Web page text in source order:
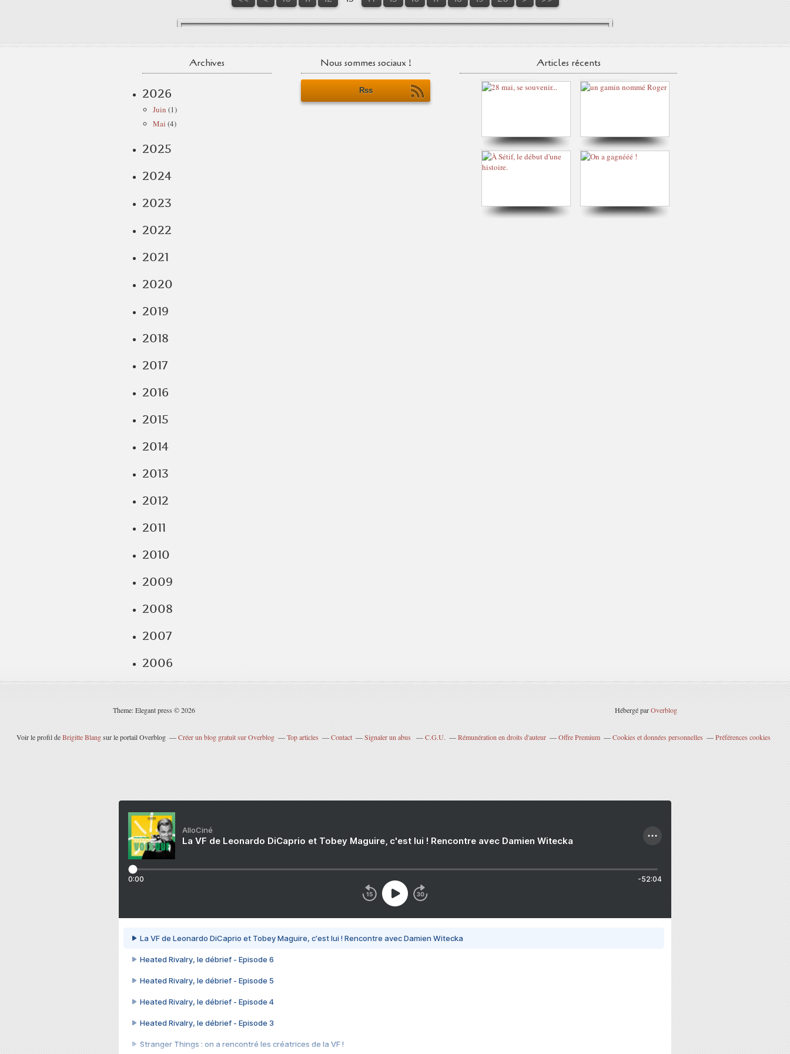
Archives
2026
Juin (1)
Mai (4)
2025
2024
2023
2022
2021
2020
2019
2018
2017
2016
2015
2014
2013
2012
2011
2010
2009
2008
2007
2006
Nous sommes sociaux !
Rss
Articles récents
Theme: Elegant press © 2026 Hébergé parOverblog
Voir le profil deBrigitte Blangsur le portail Overblog Créer un blog gratuit sur Overblog Top articles Contact Signaler un abus C.G.U. Rémunération en droits d'auteur Offre Premium Cookies et données personnelles Préférences cookies
AlloCiné
La VF de Leonardo DiCaprio et Tobey Maguire, c'est lui ! Rencontre avec Damien Witecka
0:00 -52:04
La VF de Leonardo DiCaprio et Tobey Maguire, c'est lui ! Rencontre avec Damien Witecka
Heated Rivalry, le débrief - Episode 6
Heated Rivalry, le débrief - Episode 5
Heated Rivalry, le débrief - Episode 4
Heated Rivalry, le débrief - Episode 3
Stranger Things : on a rencontré les créatrices de la VF !